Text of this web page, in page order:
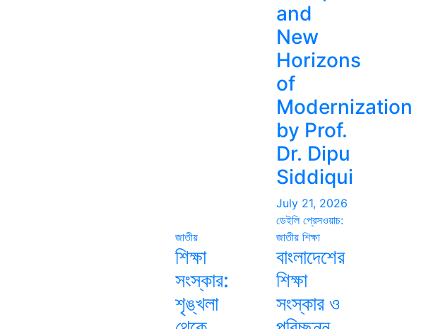
and
New
Horizons
of
Modernization
by Prof.
Dr. Dipu
Siddiqui
July 21, 2026
ডেইলি প্রেসওয়াচ:
জাতীয়
শিক্ষা
সংস্কার:
শৃঙ্খলা
জাতীয় শিক্ষা
বাংলাদেশের
শিক্ষা
সংস্কার ও